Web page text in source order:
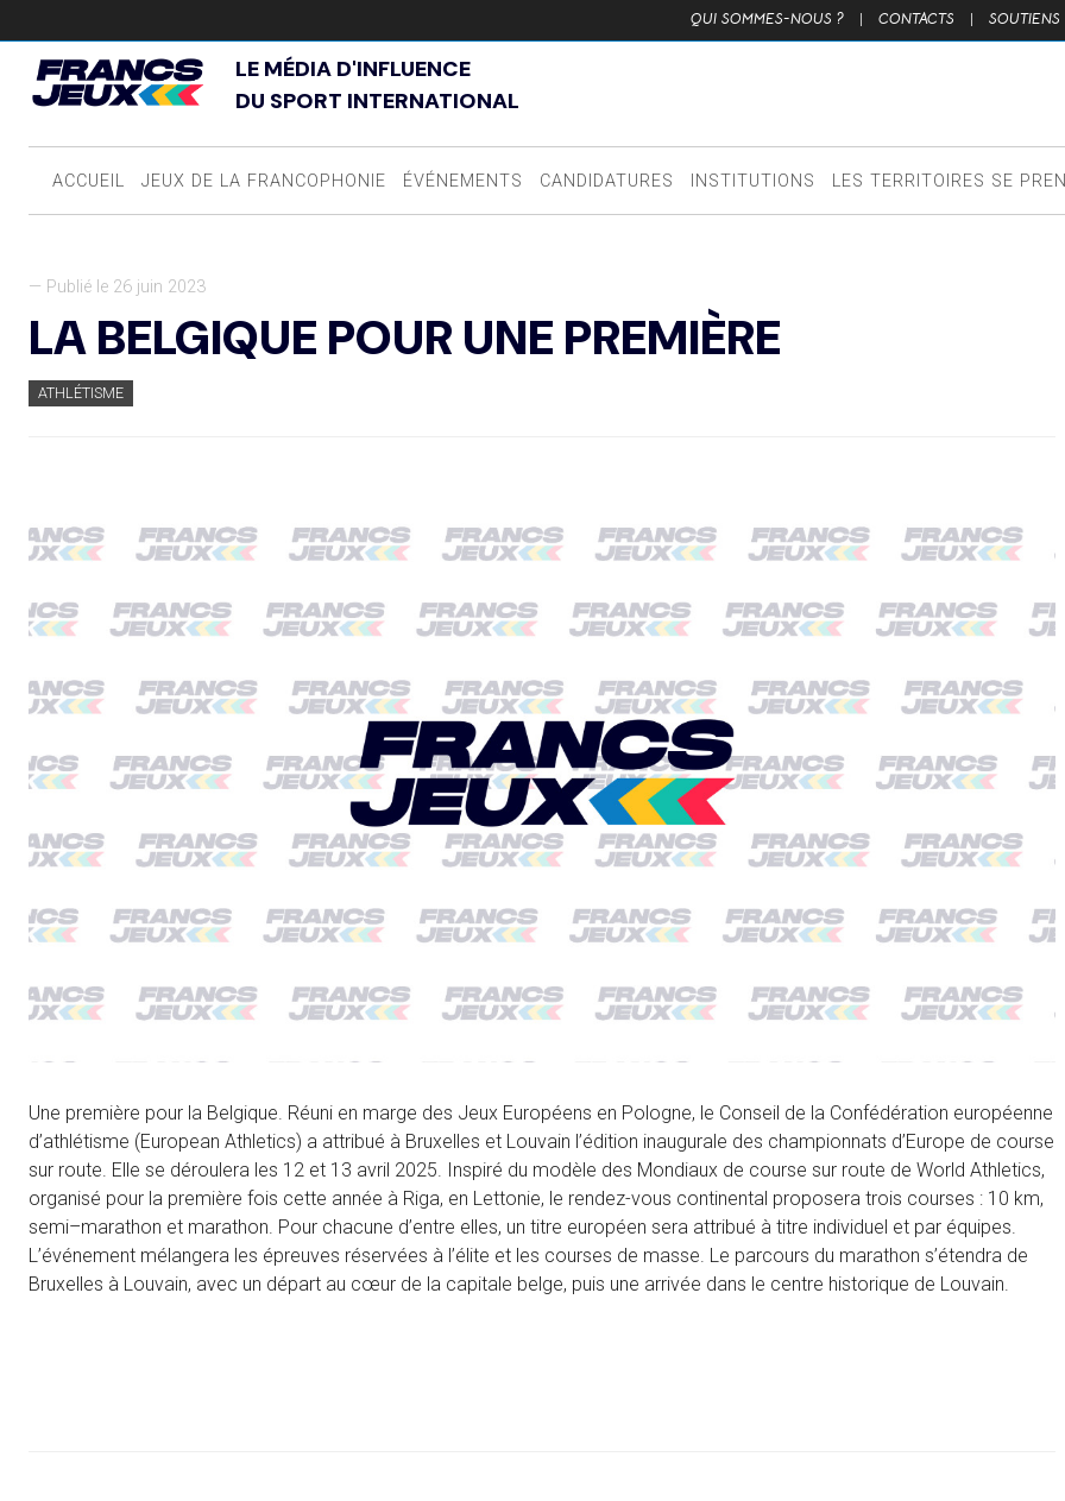
QUI SOMMES-NOUS ? | CONTACTS | SOUTIENS
LE MÉDIA D'INFLUENCE
DU SPORT INTERNATIONAL
ACCUEIL JEUX DE LA FRANCOPHONIE ÉVÉNEMENTS CANDIDATURES INSTITUTIONS LES TERRITOIRES SE
— Publié le 26 juin 2023
LA BELGIQUE POUR UNE PREMIÈRE
ATHLÉTISME
Une première pour la Belgique. Réuni en marge des Jeux Européens en Pologne, le Conseil de la Confédération européenne
d’athlétisme (European Athletics) a attribué à Bruxelles et Louvain l’édition inaugurale des championnats d’Europe de course
sur route. Elle se déroulera les 12 et 13 avril 2025. Inspiré du modèle des Mondiaux de course sur route de World Athletics,
organisé pour la première fois cette année à Riga, en Lettonie, le rendez-vous continental proposera trois courses : 10 km,
semi–marathon et marathon. Pour chacune d’entre elles, un titre européen sera attribué à titre individuel et par équipes.
L’événement mélangera les épreuves réservées à l’élite et les courses de masse. Le parcours du marathon s’étendra de
Bruxelles à Louvain, avec un départ au cœur de la capitale belge, puis une arrivée dans le centre historique de Louvain.